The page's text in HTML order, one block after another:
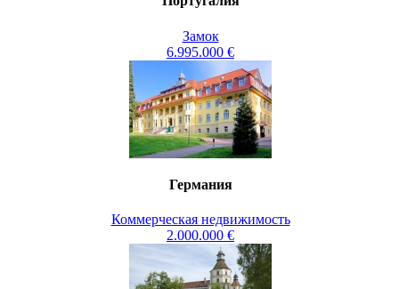
Замок
6.995.000 €
Германия
Коммерческая недвижимость
2.000.000 €